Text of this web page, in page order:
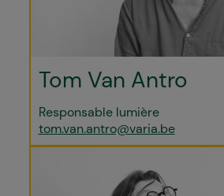
Tom Van Antro
Responsable lumière
tom.van.antro@varia.be